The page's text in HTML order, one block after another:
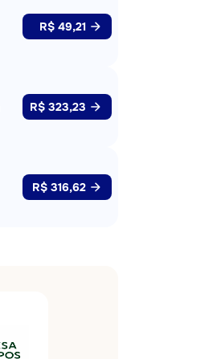
R$ 49,21
R$ 323,23
R$ 316,62